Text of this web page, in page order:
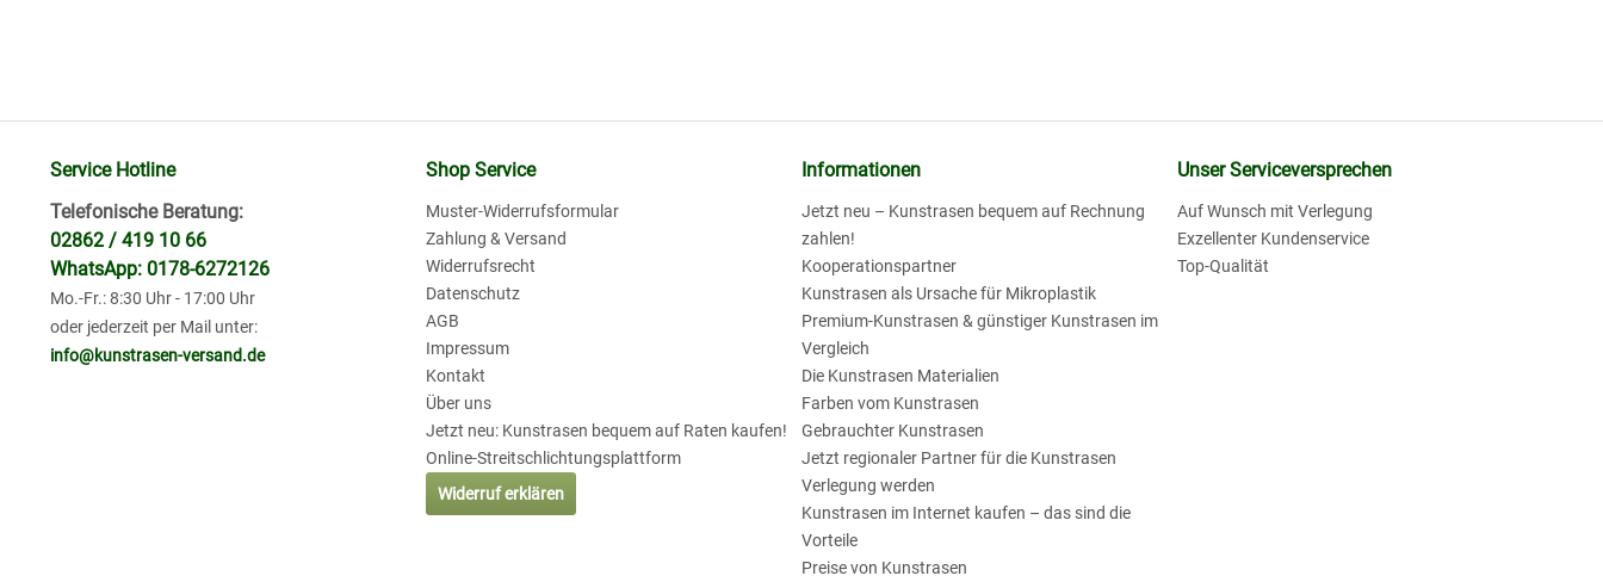
Service Hotline
Telefonische Beratung:
02862 / 419 10 66
WhatsApp: 0178-6272126
Mo.-Fr.: 8:30 Uhr - 17:00 Uhr
oder jederzeit per Mail unter:
info@kunstrasen-versand.de
Shop Service
Muster-Widerrufsformular
Zahlung & Versand
Widerrufsrecht
Datenschutz
AGB
Impressum
Kontakt
Über uns
Jetzt neu: Kunstrasen bequem auf Raten kaufen!
Online-Streitschlichtungsplattform
Widerruf erklären
Informationen
Jetzt neu – Kunstrasen bequem auf Rechnung
zahlen!
Kooperationspartner
Kunstrasen als Ursache für Mikroplastik
Premium-Kunstrasen & günstiger Kunstrasen im
Vergleich
Die Kunstrasen Materialien
Farben vom Kunstrasen
Gebrauchter Kunstrasen
Jetzt regionaler Partner für die Kunstrasen
Verlegung werden
Kunstrasen im Internet kaufen – das sind die
Vorteile
Preise von Kunstrasen
Unser Serviceversprechen
Auf Wunsch mit Verlegung
Exzellenter Kundenservice
Top-Qualität